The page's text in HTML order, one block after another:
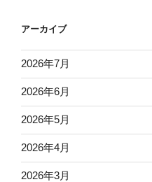
アーカイブ
2026年7月
2026年6月
2026年5月
2026年4月
2026年3月